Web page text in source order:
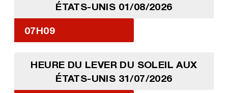
ÉTATS-UNIS 01/08/2026
07H09
HEURE DU LEVER DU SOLEIL AUX
ÉTATS-UNIS 31/07/2026